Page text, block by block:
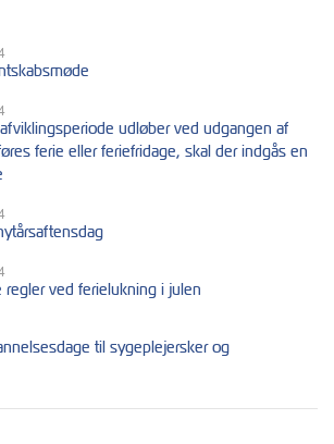
udløber ved udgangen af
ferie eller feriefridage, skal der indgås en
ved ferielukning i julen
til sygeplejersker og